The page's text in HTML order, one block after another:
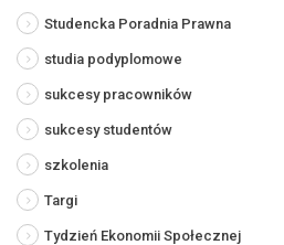
Studencka Poradnia Prawna
studia podyplomowe
sukcesy pracowników
sukcesy studentów
szkolenia
Targi
Tydzień Ekonomii Społecznej